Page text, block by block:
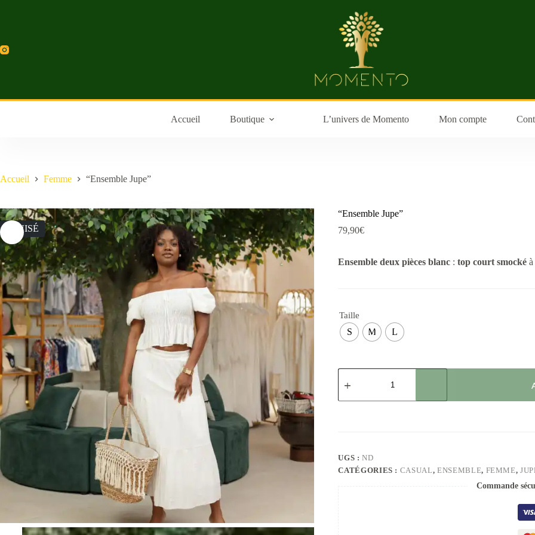
Accueil Boutique L’univers de Momento Mon compte
Accueil Femme “Ensemble Jupe”
ÉPUISÉ
“Ensemble Jupe”
79,90€
Ensemble deux pièces blanc :top court smocké
Taille
S M L
UGS :ND
CATÉGORIES : CASUAL, ENSEMBLE, FEMME,
Commande